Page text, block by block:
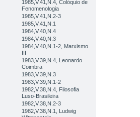
1985,V.41,N.4, Colóquio de
Fenomenologia
1985,V.41,N.2-3
1985,V.41,N.1
1984,V.40,N.4
1984,V.40,N.3
1984,V.40,N.1-2, Marxismo
III
1983,V.39,N.4, Leonardo
Coimbra
1983,V.39,N.3
1983,V.39,N.1-2
1982,V.38,N.4, Filosofia
Luso-Brasileira
1982,V.38,N.2-3
1982,V.38,N.1, Ludwig